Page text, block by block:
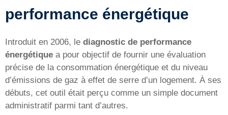
performance énergétique
Introduit en 2006, le diagnostic de performance
énergétique a pour objectif de fournir une évaluation
précise de la consommation énergétique et du niveau
d’émissions de gaz à effet de serre d’un logement. À ses
débuts, cet outil était perçu comme un simple document
administratif parmi tant d’autres.